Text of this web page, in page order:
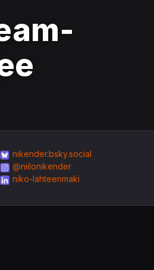
nikender.bsky.social
@niilonikender
niko-lahteenmaki